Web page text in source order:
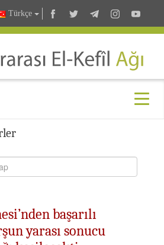
Türkçe
başarılı
yarası sonucu